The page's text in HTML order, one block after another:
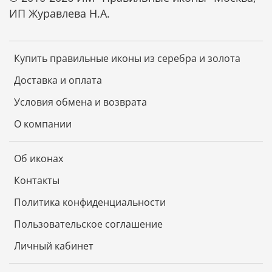
Купить правильные иконы из серебра и золота
Доставка и оплата
Условия обмена и возврата
О компании
Об иконах
Контакты
Политика конфиденциальности
Пользовательское соглашение
Личный кабинет
ИП Журавлева Н.А.